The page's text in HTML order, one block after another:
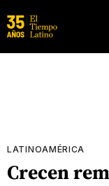
LATINOAMÉRICA
Crecen